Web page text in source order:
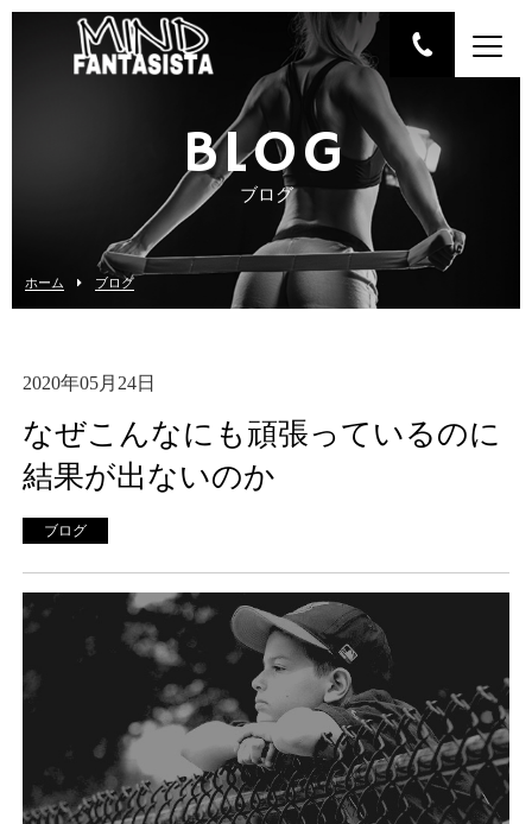
BLOG
ブログ
ホーム ブログ
2020年05月24日
なぜこんなにも頑張っているのに
結果が出ないのか
ブログ